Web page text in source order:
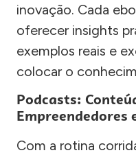
inovação. Cada
oferecer insights
exemplos reais e
colocar o
Podcasts:
Empreendedores
Com a rotina